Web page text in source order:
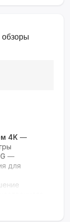
обзоры
4K —
—
для
с ThinQ